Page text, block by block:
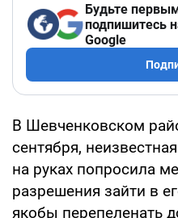
Будьте
подпишитесь
Google
В Шевченковском
сентября,
на руках попросила
разрешения зайти в
якобы перепеленать